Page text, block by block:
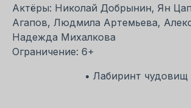
Актёры: Николай Добрынин, Ян
Агапов, Людмила Артемьева,
Надежда Михалкова
Ограничение: 6+
• Лабиринт чудовищ